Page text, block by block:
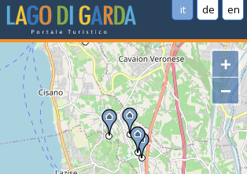
it de en
+
−